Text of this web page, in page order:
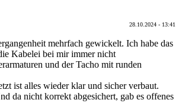
28.10.2024 - 13:41
mehrfach gewickelt. Ich habe das
Kabelei bei mir immer nicht
und der Tacho mit runden
ist alles wieder klar und sicher verbaut.
da nicht korrekt abgesichert, gab es offenes